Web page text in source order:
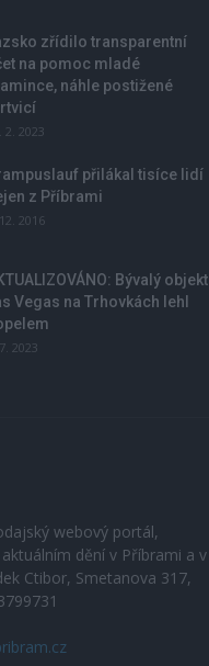
zřídilo transparentní
na pomoc mladé
náhle postižené
2. 2023
přilákal tisíce lidí
z Příbrami
2016
Bývalý objekt
Vegas na Trhovkách lehl
2023
webový portál,
dění v Příbrami a v
Ctibor, Smetanova 317,